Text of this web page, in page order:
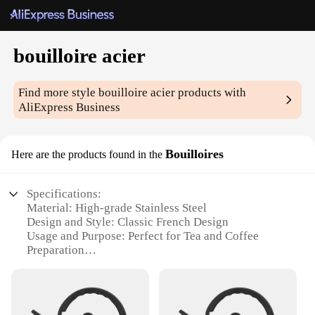
bouilloire acier
Find more stylebouilloire acier products with
AliExpress Business
Here are the products found in the Bouilloires
Specifications:
Material: High-grade Stainless Steel
Design and Style: Classic French Design
Usage and Purpose: Perfect for Tea and Coffee
Preparation
Shape or Size or Weight or Quantity: Available in
Multiple Sizes